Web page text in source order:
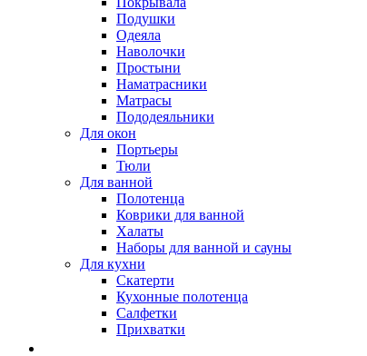
Подушки
Одеяла
Наволочки
Простыни
Наматрасники
Матрасы
Пододеяльники
Для окон
Портьеры
Тюли
Для ванной
Полотенца
Коврики для ванной
Халаты
Наборы для ванной и сауны
Для кухни
Скатерти
Кухонные полотенца
Салфетки
Прихватки